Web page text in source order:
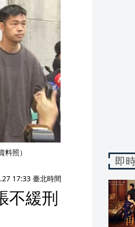
照）
17:33 臺北時間
不緩刑
即